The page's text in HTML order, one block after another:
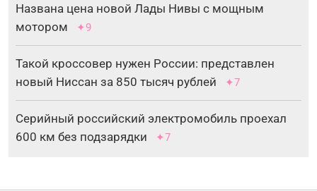
Названа цена новой Лады Нивы с мощным
мотором
✦9
Такой кроссовер нужен России: представлен
новый Ниссан за 850 тысяч рублей
✦7
Серийный российский электромобиль проехал
600 км без подзарядки
✦7